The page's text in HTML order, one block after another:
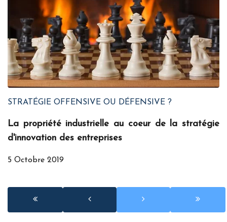
STRATÉGIE OFFENSIVE OU DÉFENSIVE ?
La propriété industrielle au coeur de la stratégie
d'innovation des entreprises
5 Octobre 2019